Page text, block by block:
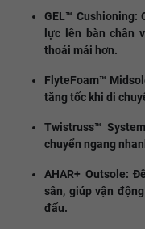
GEL™ Cushioning:
lực lên bàn chân
thoải mái hơn.
FlyteFoam™
tăng tốc khi di
Twistruss™
chuyển ngang
AHAR+ Outsole:
sân, giúp vận
đấu.